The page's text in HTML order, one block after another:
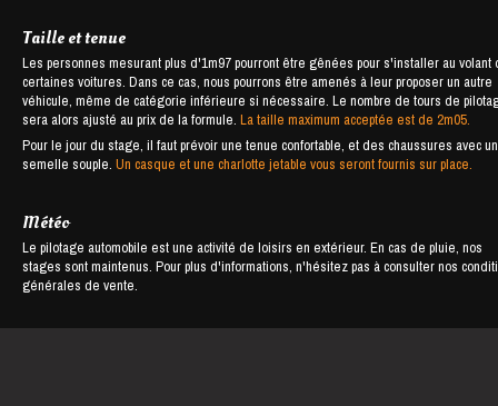
Taille et tenue
Les personnes mesurant plus d'1m97 pourront être gênées pour s'installer au volant
certaines voitures. Dans ce cas, nous pourrons être amenés à leur proposer un autre
véhicule, même de catégorie inférieure si nécessaire. Le nombre de tours de
sera alors ajusté au prix de la formule.La taille maximum acceptée est de 2m05.
Pour le jour du stage, il faut prévoir une tenue confortable, et des chaussures avec
semelle souple.Un casque et une charlotte jetable vous seront fournis sur place.
Météo
Le pilotage automobile est une activité de loisirs en extérieur. En cas de pluie, nos
stages sont maintenus. Pour plus d'informations, n'hésitez pas à consulter nos
générales de vente.